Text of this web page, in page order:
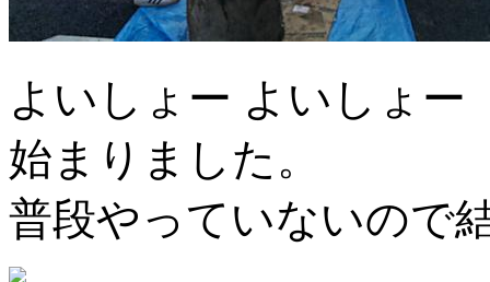
よいしょー よいしょー
始まりました。
普段やっていないので